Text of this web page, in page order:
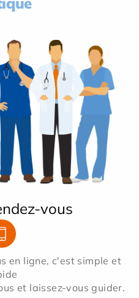
vous
en ligne, c'est simple et
et laissez-vous guider.